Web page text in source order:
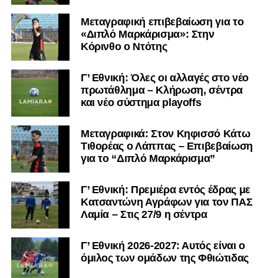
Η ανακοίνωση για τον Χρυσόστομο Στάγκο
«Ο Α.Ο. Σαρωνικός Αναβύσσου ανακοινώνει την
απόκτηση του τερματοφύλακα Χρυσόστομου Στάγκου.
Ο 24χρονος τερματοφύλακας (γεννημένος στις
στη Γ’ Εθνική με τον ΠΑΣ Λαμία. Στο παρελθόν
αγωνίστηκε στον Λεβαδειακό, ενώ πέρασε και από ομάδες
της Serie D στην Ιταλία, όπως οι Nocerina, S. Maria
ποδοσφαιρική του διαδρομή από τον Απόλλωνα Σμύρνης.
Τον καλωσορίζουμε στην οικογένεια του Σαρωνικού και
Ακολουθήστε το lamiara.grστοGoogle Newsγια να
μαθαίνετε πρώτοι τα κυανόλευκα νέα στην Ελλάδα και τον
Μεταγραφική επιβεβαίωση για το
«Διπλό Μαρκάρισμα»: Στην
Κόρινθο ο Ντότης
Γ’ Εθνική: Όλες οι αλλαγές στο νέο
πρωτάθλημα – Κλήρωση, σέντρα
και νέο σύστημα playoffs
Μεταγραφικά: Στον Κηφισσό Κάτω
Τιθορέας ο Λάππας – Επιβεβαίωση
για το “Διπλό Μαρκάρισμα”
Γ’ Εθνική: Πρεμιέρα εντός έδρας με
Κατσαντώνη Αγράφων για τον ΠΑΣ
Λαμία – Στις 27/9 η σέντρα
Γ’ Εθνική 2026-2027: Αυτός είναι ο
όμιλος των ομάδων της Φθιώτιδας